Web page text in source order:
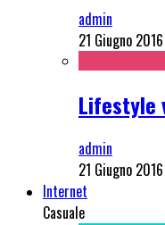
admin
21 Giugno 2016
Lifestyle
admin
21 Giugno 2016
Internet
Casuale